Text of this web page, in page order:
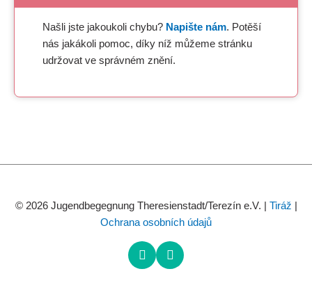
Našli jste jakoukoli chybu? Napište nám. Potěší
nás jakákoli pomoc, díky níž můžeme stránku
udržovat ve správném znění.
© 2026 Jugendbegegnung Theresienstadt/Terezín e.V. | Tiráž |
Ochrana osobních údajů